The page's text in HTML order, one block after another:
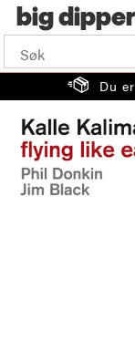
big
Du er